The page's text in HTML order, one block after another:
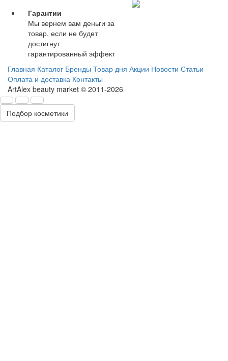
Гарантии
Мы вернем вам деньги за
товар, если не будет
достигнут
гарантированный эффект
Главная Каталог Бренды Товар дня Акции Новости Статьи
Оплата и доставка Контакты
ArtAlex beauty market © 2011-2026
Подбор косметики